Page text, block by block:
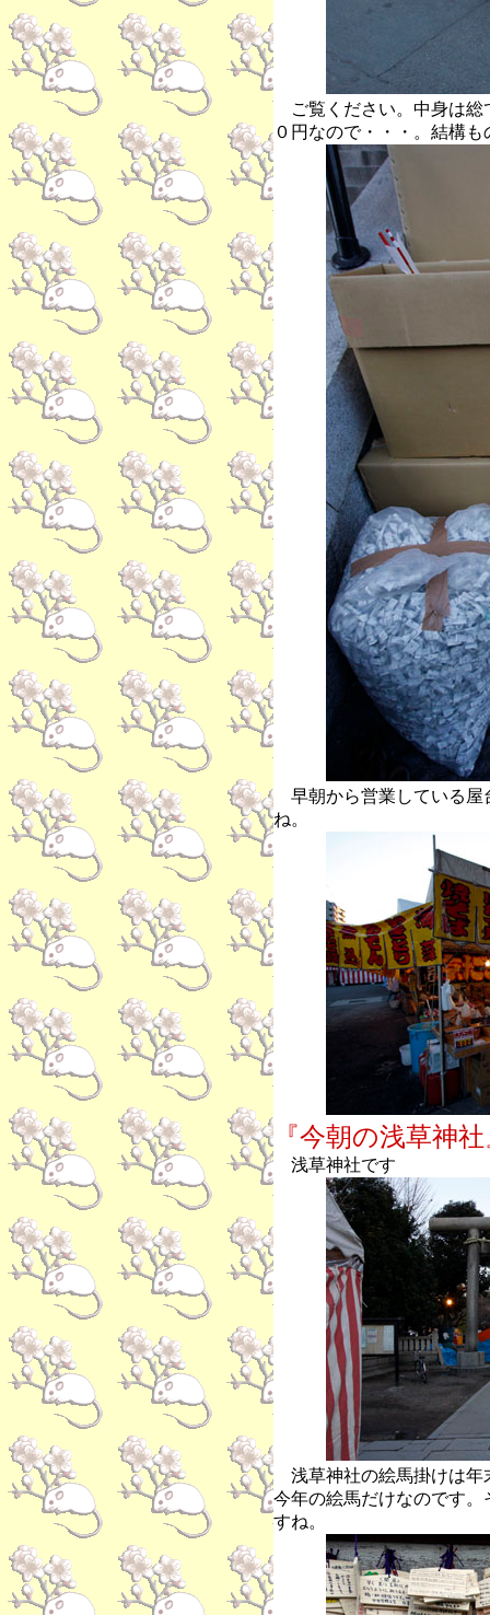
ご覧ください。中身は総
０円なので・・・。結構
早朝から営業している屋
ね。
『今朝の浅草神
浅草神社です
浅草神社の絵馬掛けは年
今年の絵馬だけなのです
すね。